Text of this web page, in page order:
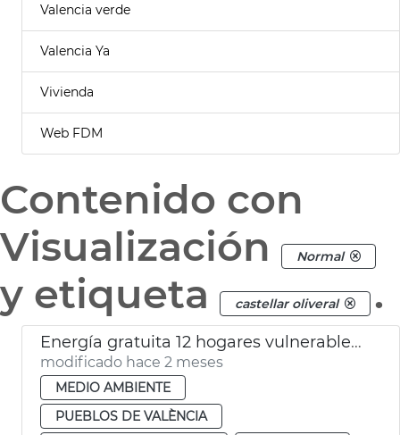
Valencia verde
Valencia Ya
Vivienda
Web FDM
Contenido con
Visualización
Normal
y etiqueta castellar oliveral .
Energía gratuita 12 hogares vulnerables comunidades energéticas València
modificado hace 2 meses
MEDIO AMBIENTE
PUEBLOS DE VALÈNCIA